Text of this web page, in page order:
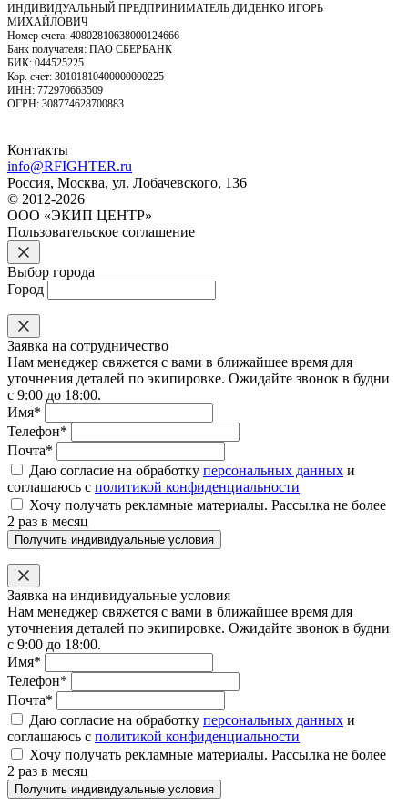
ИНДИВИДУАЛЬНЫЙ ПРЕДПРИНИМАТЕЛЬ ДИДЕНКО ИГОРЬ
МИХАЙЛОВИЧ
Номер счета: 40802810638000124666
Банк получателя: ПАО СБЕРБАНК
БИК: 044525225
Кор. счет: 30101810400000000225
ИНН: 772970663509
ОГРН: 308774628700883
Контакты
info@RFIGHTER.ru
Россия, Москва, ул. Лобачевского, 136
© 2012-2026
ООО «ЭКИП ЦЕНТР»
Пользовательское соглашение
Выбор города
Город
Заявка на сотрудничество
Нам менеджер свяжется с вами в ближайшее время для
уточнения деталей по экипировке. Ожидайте звонок в будни
с 9:00 до 18:00.
Имя*
Телефон*
Почта*
Даю согласие на обработку персональных данных и
соглашаюсь с политикой конфиденциальности
Хочу получать рекламные материалы. Рассылка не более
2 раз в месяц
Получить индивидуальные условия
Заявка на индивидуальные условия
Нам менеджер свяжется с вами в ближайшее время для
уточнения деталей по экипировке. Ожидайте звонок в будни
с 9:00 до 18:00.
Имя*
Телефон*
Почта*
Даю согласие на обработку персональных данных и
соглашаюсь с политикой конфиденциальности
Хочу получать рекламные материалы. Рассылка не более
2 раз в месяц
Получить индивидуальные условия